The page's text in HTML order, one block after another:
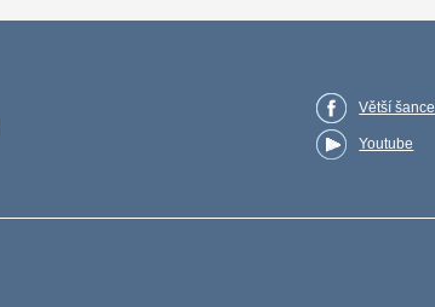
Větší šance
Youtube